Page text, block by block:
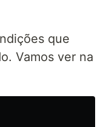
que
Vamos ver na